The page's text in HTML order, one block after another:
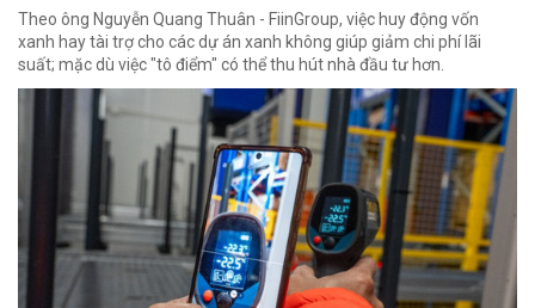
Theo ông Nguyễn Quang Thuân - FiinGroup, việc huy động vốn
xanh hay tài trợ cho các dự án xanh không giúp giảm chi phí lãi
suất; mặc dù việc "tô điểm" có thể thu hút nhà đầu tư hơn.